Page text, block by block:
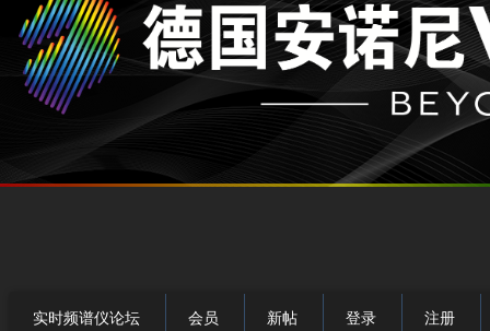
实时频谱仪论坛 会员 新帖 登录 注册